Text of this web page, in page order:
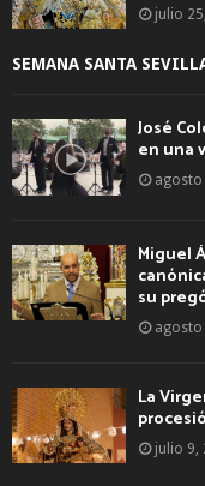
julio
SEMANA SANTA
José
en una
agosto
Miguel
su
agosto
La
julio 9,